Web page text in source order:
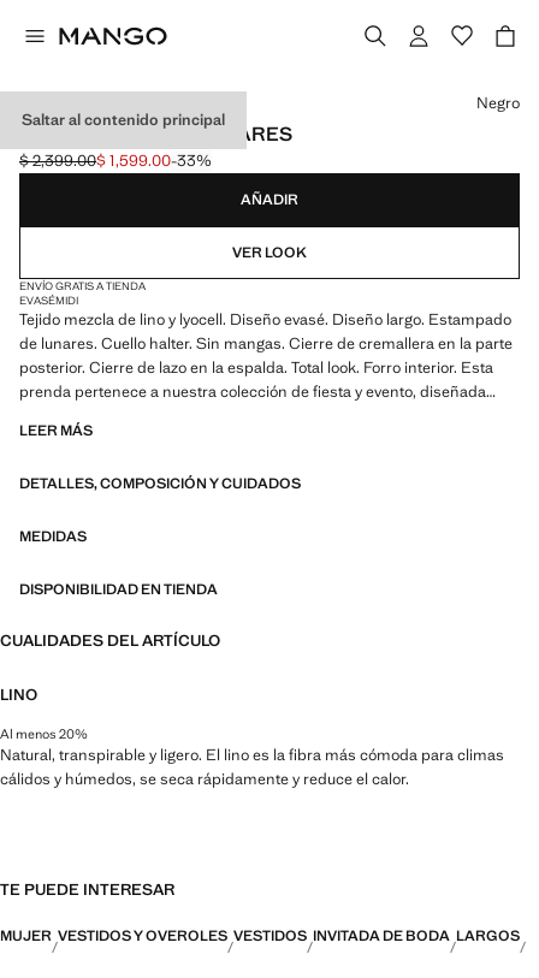
Saltar al contenido principal
VESTIDO LYOCELL LUNARES
Precio inicial tachado [$ 2,399.00 ]
$ 2,399.00
Precio actual [$ 1,599.00 ]
$ 1,599.00-33%
Selecciona un color
Negro
AÑADIR
VER LOOK
ENVÍO GRATIS A TIENDA
EVASÉMIDI
Tejido mezcla de lino y lyocell. Diseño evasé. Diseño largo. Estampado
de lunares. Cuello halter. Sin mangas. Cierre de cremallera en la parte
posterior. Cierre de lazo en la espalda. Total look. Forro interior. Esta
prenda pertenece a nuestra colección de fiesta y evento, diseñada
LEER MÁS
DETALLES, COMPOSICIÓN Y CUIDADOS
MEDIDAS
DISPONIBILIDAD EN TIENDA
CUALIDADES DEL ARTÍCULO
LINO
Al menos 20%
Natural, transpirable y ligero. El lino es la fibra más cómoda para climas
cálidos y húmedos, se seca rápidamente y reduce el calor.
TE PUEDE INTERESAR
MUJER VESTIDOS Y OVEROLES VESTIDOS INVITADA DE BODA LARGOS